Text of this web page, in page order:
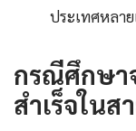
ประเทศหลาย
กรณีศึกษา
สำเร็จในส